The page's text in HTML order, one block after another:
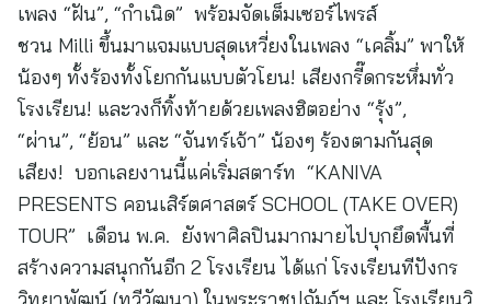
เพลง “ฝัน”, “กำเนิด” พร้อมจัดเต็มเซอร์ไพรส์
ชวน Milli ขึ้นมาแจมแบบสุดเหวี่ยงในเพลง “เคลิ้ม” พาให้
น้องๆ ทั้งร้องทั้งโยกกันแบบตัวโยน! เสียงกรี๊ดกระหึ่มทั่ว
โรงเรียน! และวงก็ทิ้งท้ายด้วยเพลงฮิตอย่าง “รุ้ง”,
“ผ่าน”, “ย้อน” และ “จันทร์เจ้า” น้องๆ ร้องตามกันสุด
เสียง! บอกเลยงานนี้แค่เริ่มสตาร์ท “KANIVA
PRESENTS คอนเสิร์ตศาสตร์ SCHOOL (TAKE OVER)
TOUR” เดือน พ.ค. ยังพาศิลปินมากมายไปบุกยึดพื้นที่
สร้างความสนุกกันอีก 2 โรงเรียน ได้แก่ โรงเรียนทีปังกร